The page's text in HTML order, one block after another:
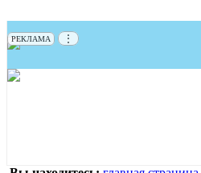
РЕКЛАМА ⋮